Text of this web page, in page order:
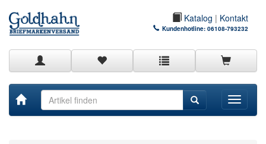
Katalog | Kontakt
Kundenhotline: 06108-793232
Toggle